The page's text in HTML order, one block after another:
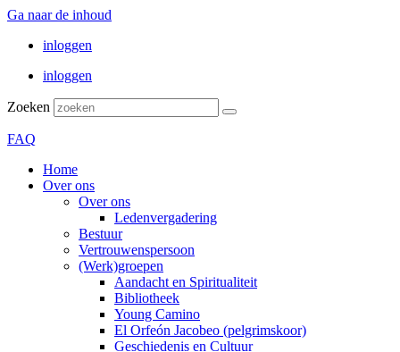
Ga naar de inhoud
inloggen
inloggen
Zoeken
FAQ
Home
Over ons
Over ons
Ledenvergadering
Bestuur
Vertrouwenspersoon
(Werk)groepen
Aandacht en Spiritualiteit
Bibliotheek
Young Camino
El Orfeón Jacobeo (pelgrimskoor)
Geschiedenis en Cultuur